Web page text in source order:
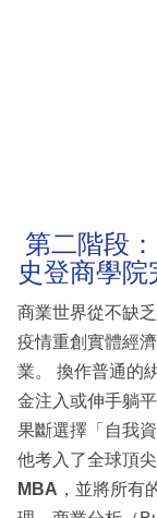
第二階段
史登商學院
商業世界從不缺
疫情重創實體經
業。 換作普通的
金注入或伸手躺
果斷選擇「自我資
他考入了全球頂
MBA ，並將所有